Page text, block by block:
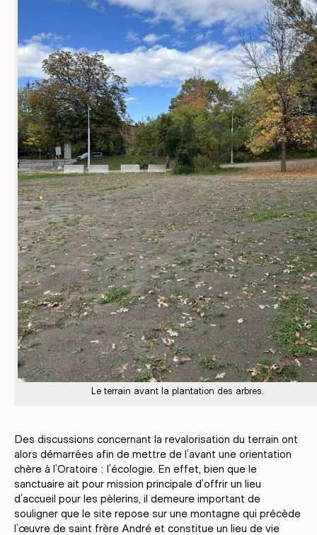
Le terrain avant la plantation des arbres.
Des discussions concernant la revalorisation du terrain ont
alors démarrées afin de mettre de l’avant une orientation
chère à l’Oratoire : l’écologie. En effet, bien que le
sanctuaire ait pour mission principale d’offrir un lieu
d’accueil pour les pèlerins, il demeure important de
souligner que le site repose sur une montagne qui précède
l’œuvre de saint frère André et constitue un lieu de vie